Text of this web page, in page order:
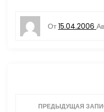
От 15.04.2006
ПРЕДЫДУЩАЯ